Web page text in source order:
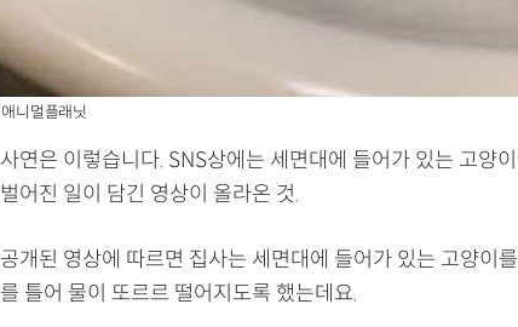
애니멀플래닛
사연은 이렇습니다. SNS상에는 세면대에 들어가 있는 고양
벌어진 일이 담긴 영상이 올라온 것.
공개된 영상에 따르면 집사는 세면대에 들어가 있는 고양이
를 틀어 물이 또르르 떨어지도록 했는데요.